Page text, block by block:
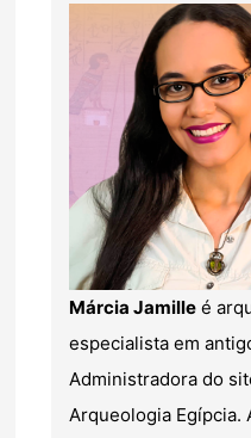
Márcia Jamille é
especialista em
Administradora do
Arqueologia Egípcia.